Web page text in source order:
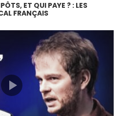
ET QUI PAYE ? : LES
FRANÇAIS